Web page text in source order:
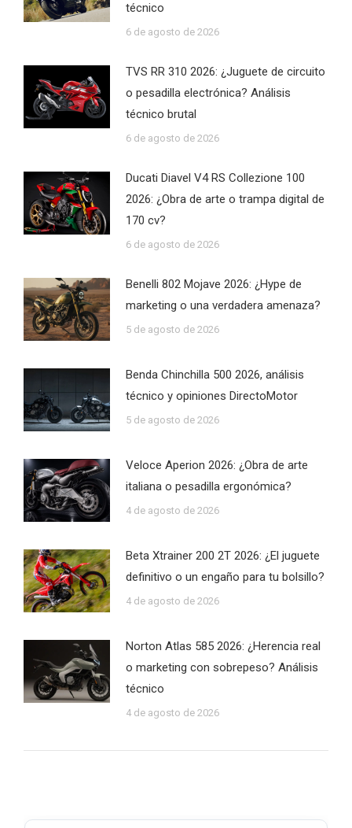
técnico
6 de agosto de 2026
TVS RR 310 2026: ¿Juguete de circuito
o pesadilla electrónica? Análisis
técnico brutal
6 de agosto de 2026
Ducati Diavel V4 RS Collezione 100
2026: ¿Obra de arte o trampa digital de
170 cv?
6 de agosto de 2026
Benelli 802 Mojave 2026: ¿Hype de
marketing o una verdadera amenaza?
5 de agosto de 2026
Benda Chinchilla 500 2026, análisis
técnico y opiniones DirectoMotor
5 de agosto de 2026
Veloce Aperion 2026: ¿Obra de arte
italiana o pesadilla ergonómica?
4 de agosto de 2026
Beta Xtrainer 200 2T 2026: ¿El juguete
definitivo o un engaño para tu bolsillo?
4 de agosto de 2026
Norton Atlas 585 2026: ¿Herencia real
o marketing con sobrepeso? Análisis
técnico
4 de agosto de 2026